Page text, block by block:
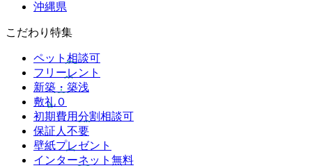
沖縄県
こだわり特集
ペット相談可
フリーレント
新築・築浅
敷礼０
初期費用分割相談可
保証人不要
壁紙プレゼント
インターネット無料